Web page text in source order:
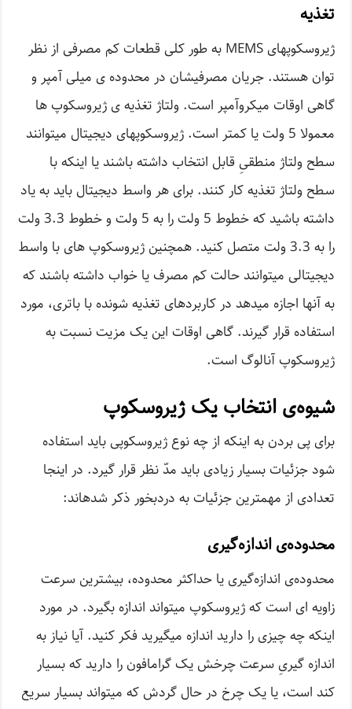
تغذیه
ژیروسکوپهای MEMS به طور کلی قطعات کم ­مصرفی از نظر
توان هستند. جریان مصرفی­شان در محدوده ­ی میلی­ آمپر و
گاهی اوقات میکروآمپر است. ولتاژ تغذیه ­ی ژیروسکوپ ها
معمولا 5 ولت یا کمتر است. ژیروسکوپهای دیجیتال می­توانند
سطح ولتاژ منطقیِ قابل انتخاب داشته باشند یا اینکه با
سطح ولتاژ تغذیه کار کنند. برای هر واسط دیجیتال باید به یاد
داشته ­باشید که خطوط 5 ولت را به 5 ولت و خطوط 3.3 ولت
را به 3.3 ولت متصل کنید. همچنین ژیروسکوپ های با واسط
دیجیتالی می­توانند حالت کم مصرف یا خواب داشته باشند که
به آن­ها اجازه می­دهد در کاربردهای تغذیه­ شونده با باتری، مورد
استفاده قرار گیرند. گاهی اوقات این یک مزیت نسبت به
ژیروسکوپ آنالوگ است.
شیوه­‌ی انتخاب یک ژیروسکوپ
برای پی بردن به اینکه از چه نوع ژیروسکوپی باید استفاده
شود جزئیات بسیار زیادی باید مدّ نظر قرار گیرد. در اینجا
تعدادی از مهمترین جزئیات به دردبخور ذکر شده­اند:
محدوده­‌ی اندازه‌­گیری
محدوده‌­ی اندازه‌­گیری یا حداکثر محدوده، بیشترین سرعت
زاویه ­ای است که ژیروسکوپ می­تواند اندازه بگیرد. در مورد
اینکه چه چیزی را دارید اندازه می­گیرید فکر کنید. آیا نیاز به
اندازه­ گیریِ سرعت چرخش یک گرامافون را دارید که بسیار
کند است، یا یک چرخ در حال گردش که می­تواند بسیار سریع